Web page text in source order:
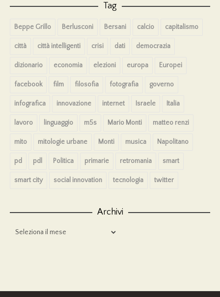
Tag
Beppe Grillo Berlusconi Bersani calcio capitalismo
città città intelligenti crisi dati democrazia
dizionario economia elezioni europa Europei
facebook film filosofia fotografia governo
infografica innovazione internet Israele Italia
lavoro linguaggio m5s Mario Monti matteo renzi
mito mitologie urbane Monti musica Napolitano
pd pdl Politica primarie retromania smart
smart city social innovation tecnologia twitter
Archivi
Archivi